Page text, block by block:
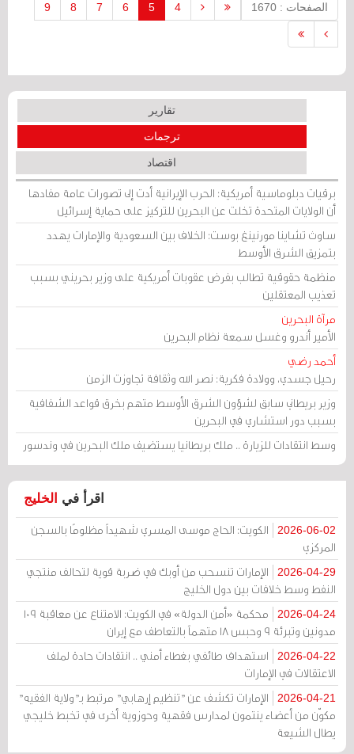
الصفحات : 1670 4
5
6
7
8
9
تقارير
ترجمات
اقتصاد
برقيات دبلوماسية أمريكية: الحرب الإيرانية أدت إلى تصورات عامة مفادها
أن الولايات المتحدة تخلت عن البحرين للتركيز على حماية إسرائيل
ساوث تشاينا مورنينغ بوست: الخلاف بين السعودية والإمارات يهدد
بتمزيق الشرق الأوسط
منظمة حقوقية تطالب بفرض عقوبات أمريكية على وزير بحريني بسبب
تعذيب المعتقلين
مرآة البحرين
الأمير أندرو وغسل سمعة نظام البحرين
أحمد رضي
رحيل جسدي، وولادة فكرية: نصر الله وثقافة تجاوزت الزمن
وزير بريطاني سابق لشؤون الشرق الأوسط متهم بخرق قواعد الشفافية
بسبب دور استشاري في البحرين
وسط انتقادات للزيارة .. ملك بريطانيا يستضيف ملك البحرين في وندسور
اقرأ في الخليج
2026-06-02
الكويت: الحاج موسى المسري شهيداً مظلومًا بالسجن
المركزي
2026-04-29
الإمارات تنسحب من أوبك في ضربة قوية لتحالف منتجي
النفط وسط خلافات بين دول الخليج
2026-04-24
محكمة «أمن الدولة» في الكويت: الامتناع عن معاقبة 109
مدونين وتبرئة 9 وحبس 18 متهماً بالتعاطف مع إيران
2026-04-22
استهداف طائفي بغطاء أمني .. انتقادات حادة لملف
الاعتقالات في الإمارات
2026-04-21
الإمارات تكشف عن "تنظيم إرهابي" مرتبط بـ"ولاية الفقيه"
مكوّن من أعضاء ينتمون لمدارس فقهية وحوزوية أخرى في تخبط خليجي
يطال الشيعة